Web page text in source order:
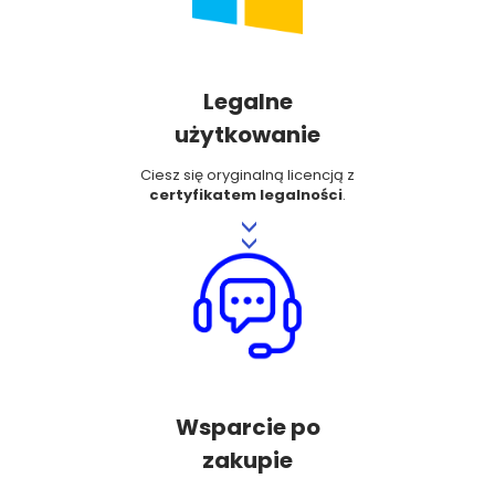
Legalne
użytkowanie
Ciesz się oryginalną licencją z
certyfikatem legalności.
>>
Wsparcie po
zakupie